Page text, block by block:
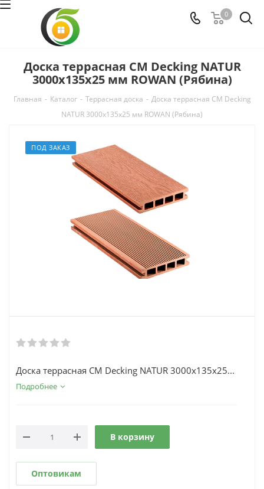
0
Доска террасная CM Decking NATUR
3000х135х25 мм ROWAN (Рябина)
Главная - Каталог - Террасная доска - Доска террасная CM Decking
NATUR 3000х135х25 мм ROWAN (Рябина)
ПОД ЗАКАЗ
Доска террасная CM Decking NATUR 3000х135х25...
Подробнее
В корзину
Оптовикам